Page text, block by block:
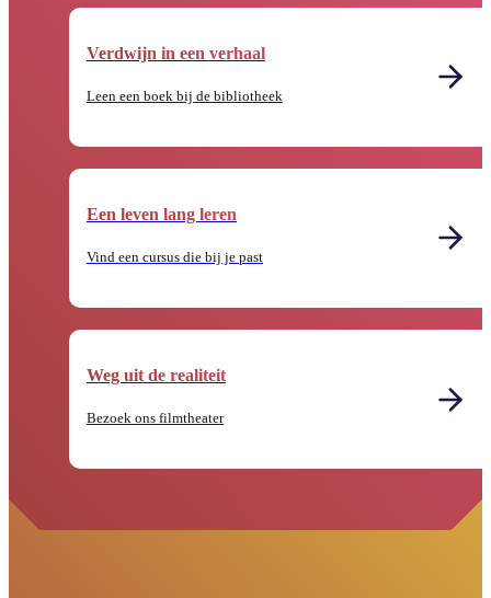
Verdwijn in een verhaal
Leen een boek bij de bibliotheek
Een leven lang leren
Vind een cursus die bij je past
Weg uit de realiteit
Bezoek ons filmtheater